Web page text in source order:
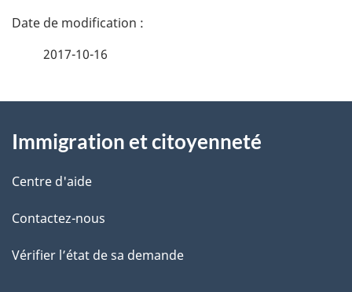
D
i
l
s
d
2017-10-16
propos
de
ce
site
Immigration et citoyenneté
Centre d'aide
Contactez-nous
Vérifier l’état de sa demande